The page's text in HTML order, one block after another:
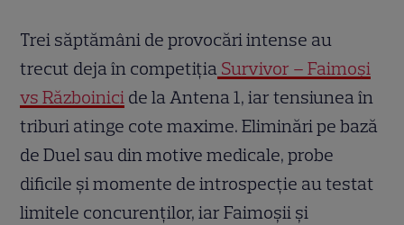
Trei săptămâni de provocări intense au
trecut deja în competiția Survivor – Faimoși
vs Războinici de la Antena 1, iar tensiunea în
triburi atinge cote maxime. Eliminări pe bază
de Duel sau din motive medicale, probe
dificile și momente de introspecție au testat
limitele concurenților, iar Faimoșii și